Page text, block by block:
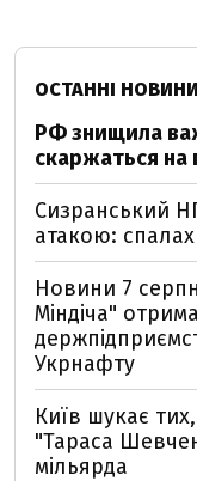
ОСТАННІ НОВИНИ
РФ знищила
скаржаться на
Сизранський
атакою:
Новини 7
Міндіча"
Укрнафту
Київ шукає
"Тараса
мільярда